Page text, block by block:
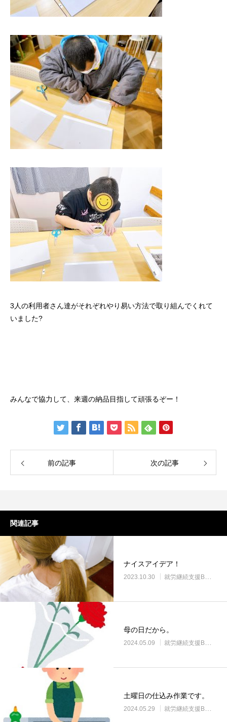
3人の利用者さん達がそれぞれやり易い方法で取り組んでくれて
いました?
みんなで協力して、来週の納品目指して頑張るぞー！
前の記事 次の記事
関連記事
ナイスアイデア！
2023.10.30 就労継続支援B型・ニコサービス
母の日だから。
2024.05.09 就労継続支援B型・ニコサービス
土曜日の仕込み作業です。
2024.05.29 就労継続支援B型・ニコサービス